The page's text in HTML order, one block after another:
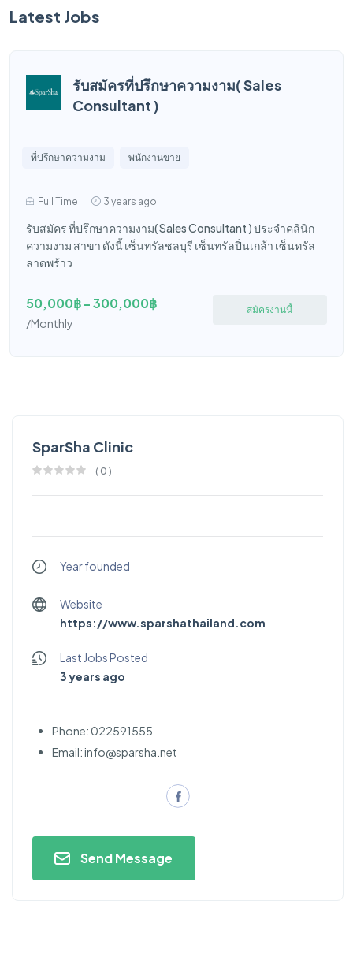
Latest Jobs
รับสมัครที่ปรึกษาความงาม( Sales
Consultant )
ที่ปรึกษาความงาม พนักงานขาย
Full Time 3 years ago
รับสมัคร ที่ปรึกษาความงาม( Sales Consultant ) ประจำคลินิก
ความงาม สาขา ดังนี้ เซ็นทรัลชลบุรี เซ็นทรัลปิ่นเกล้า เซ็นทรัล
ลาดพร้าว
50,000฿ - 300,000฿
/Monthly
สมัครงานนี้
SparSha Clinic
( 0 )
Year founded
Website
https://www.sparshathailand.com
Last Jobs Posted
3 years ago
Phone: 022591555
Email:info@sparsha.net
Send Message